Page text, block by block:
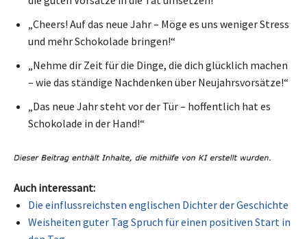
„Cheers! Auf das neue Jahr – Möge es uns weniger Stress
und mehr Schokolade bringen!“
„Nehme dir Zeit für die Dinge, die dich glücklich machen
– wie das ständige Nachdenken über Neujahrsvorsätze!“
„Das neue Jahr steht vor der Tür – hoffentlich hat es
Schokolade in der Hand!“
Auch interessant:
Die einflussreichsten englischen Dichter der Geschichte
Weisheiten guter Tag Spruch für einen positiven Start in